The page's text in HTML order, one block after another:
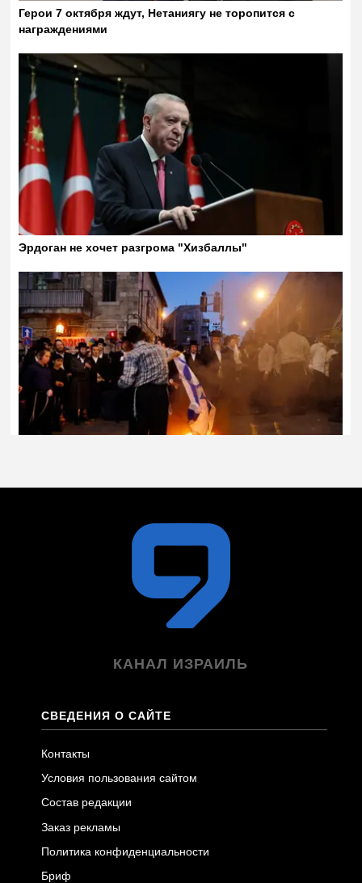
КАНАЛ ИЗРАИЛЬ
СВЕДЕНИЯ О САЙТЕ
Контакты
Условия пользования сайтом
Состав редакции
Заказ рекламы
Политика конфиденциальности
Бриф